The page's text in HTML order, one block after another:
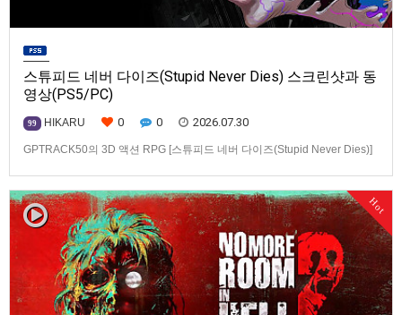
스튜피드 네버 다이즈(Stupid Never Dies) 스크린샷과 동
영상(PS5/PC)
99 HIKARU 0 0 2026.07.30
GPTRACK50의 3D 액션 RPG [스튜피드 네버 다이즈(Stupid Never Dies)]
Hot